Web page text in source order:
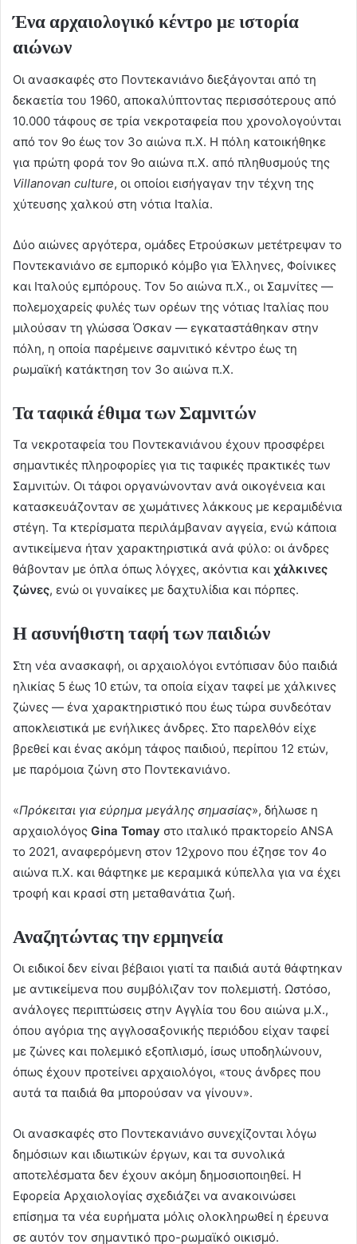
Ένα αρχαιολογικό κέντρο με ιστορία
αιώνων
Οι ανασκαφές στο Ποντεκανιάνο διεξάγονται από τη
δεκαετία του 1960, αποκαλύπτοντας περισσότερους από
10.000 τάφους σε τρία νεκροταφεία που χρονολογούνται
από τον 9ο έως τον 3ο αιώνα π.Χ. Η πόλη κατοικήθηκε
για πρώτη φορά τον 9ο αιώνα π.Χ. από πληθυσμούς της
Villanovan culture, οι οποίοι εισήγαγαν την τέχνη της
χύτευσης χαλκού στη νότια Ιταλία.
Δύο αιώνες αργότερα, ομάδες Ετρούσκων μετέτρεψαν το
Ποντεκανιάνο σε εμπορικό κόμβο για Έλληνες, Φοίνικες
και Ιταλούς εμπόρους. Τον 5ο αιώνα π.Χ., οι Σαμνίτες —
πολεμοχαρείς φυλές των ορέων της νότιας Ιταλίας που
μιλούσαν τη γλώσσα Όσκαν — εγκαταστάθηκαν στην
πόλη, η οποία παρέμεινε σαμνιτικό κέντρο έως τη
ρωμαϊκή κατάκτηση τον 3ο αιώνα π.Χ.
Τα ταφικά έθιμα των Σαμνιτών
Τα νεκροταφεία του Ποντεκανιάνου έχουν προσφέρει
σημαντικές πληροφορίες για τις ταφικές πρακτικές των
Σαμνιτών. Οι τάφοι οργανώνονταν ανά οικογένεια και
κατασκευάζονταν σε χωμάτινες λάκκους με κεραμιδένια
στέγη. Τα κτερίσματα περιλάμβαναν αγγεία, ενώ κάποια
αντικείμενα ήταν χαρακτηριστικά ανά φύλο: οι άνδρες
θάβονταν με όπλα όπως λόγχες, ακόντια και χάλκινες
ζώνες, ενώ οι γυναίκες με δαχτυλίδια και πόρπες.
Η ασυνήθιστη ταφή των παιδιών
Στη νέα ανασκαφή, οι αρχαιολόγοι εντόπισαν δύο παιδιά
ηλικίας 5 έως 10 ετών, τα οποία είχαν ταφεί με χάλκινες
ζώνες — ένα χαρακτηριστικό που έως τώρα συνδεόταν
αποκλειστικά με ενήλικες άνδρες. Στο παρελθόν είχε
βρεθεί και ένας ακόμη τάφος παιδιού, περίπου 12 ετών,
με παρόμοια ζώνη στο Ποντεκανιάνο.
«Πρόκειται για εύρημα μεγάλης σημασίας», δήλωσε η
αρχαιολόγος Gina Tomay στο ιταλικό πρακτορείο ANSA
το 2021, αναφερόμενη στον 12χρονο που έζησε τον 4ο
αιώνα π.Χ. και θάφτηκε με κεραμικά κύπελλα για να έχει
τροφή και κρασί στη μεταθανάτια ζωή.
Αναζητώντας την ερμηνεία
Οι ειδικοί δεν είναι βέβαιοι γιατί τα παιδιά αυτά θάφτηκαν
με αντικείμενα που συμβόλιζαν τον πολεμιστή. Ωστόσο,
ανάλογες περιπτώσεις στην Αγγλία του 6ου αιώνα μ.Χ.,
όπου αγόρια της αγγλοσαξονικής περιόδου είχαν ταφεί
με ζώνες και πολεμικό εξοπλισμό, ίσως υποδηλώνουν,
όπως έχουν προτείνει αρχαιολόγοι, «τους άνδρες που
αυτά τα παιδιά θα μπορούσαν να γίνουν».
Οι ανασκαφές στο Ποντεκανιάνο συνεχίζονται λόγω
δημόσιων και ιδιωτικών έργων, και τα συνολικά
αποτελέσματα δεν έχουν ακόμη δημοσιοποιηθεί. Η
Εφορεία Αρχαιολογίας σχεδιάζει να ανακοινώσει
επίσημα τα νέα ευρήματα μόλις ολοκληρωθεί η έρευνα
σε αυτόν τον σημαντικό προ-ρωμαϊκό οικισμό.